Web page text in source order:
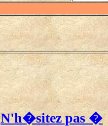
N'h�sitez pas �